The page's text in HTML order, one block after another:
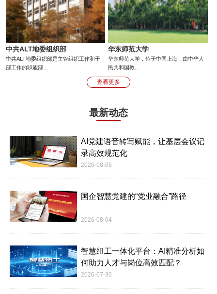
中共ALT地委组织部
中共ALT地委组织部是主管组织工作和干
部工作的职能部...
华东师范大学
华东师范大学，位于中国上海，由中华人
民共和国教...
查看更多
最新动态
AI党建语音转写赋能，让基层会议记
录高效规范化
2026-08-06
国企智慧党建的“党业融合”路径
2026-08-04
智慧组工一体化平台：AI精准分析如
何助力人才与岗位高效匹配？
2026-07-30